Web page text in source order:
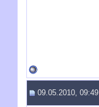
09.05.2010, 09:49